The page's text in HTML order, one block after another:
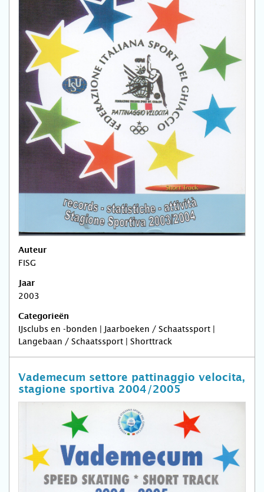
Auteur
FISG
Jaar
2003
Categorieën
IJsclubs en -bonden | Jaarboeken / Schaatssport |
Langebaan / Schaatssport | Shorttrack
Vademecum settore pattinaggio velocita,
stagione sportiva 2004/2005